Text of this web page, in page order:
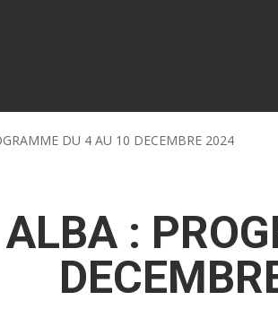
DU 4 AU 10 DECEMBRE 2024
: